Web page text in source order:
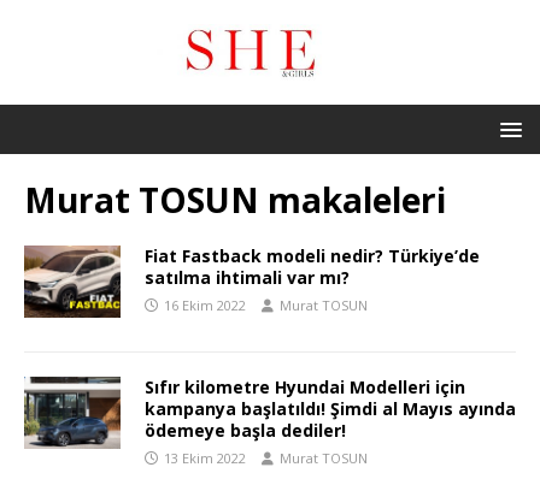
Murat TOSUN makaleleri
Fiat Fastback modeli nedir? Türkiye’de
satılma ihtimali var mı?
16 Ekim 2022 Murat TOSUN
Sıfır kilometre Hyundai Modelleri için
kampanya başlatıldı! Şimdi al Mayıs ayında
ödemeye başla dediler!
13 Ekim 2022 Murat TOSUN